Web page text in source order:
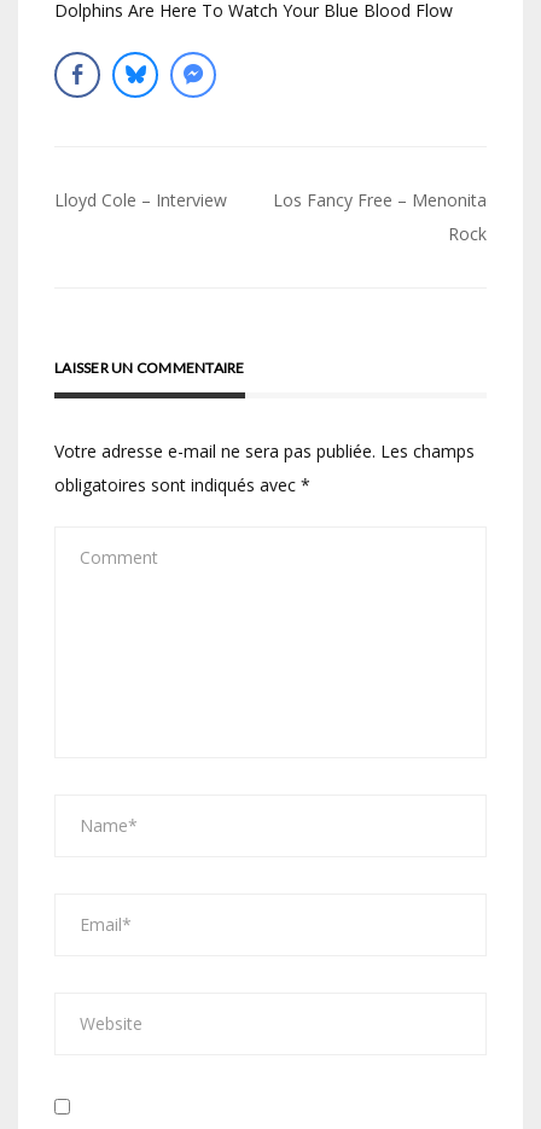
Dolphins Are Here To Watch Your Blue Blood Flow
Navigation
Lloyd Cole – Interview
Los Fancy Free – Menonita
Rock
LAISSER UN COMMENTAIRE
Votre adresse e-mail ne sera pas publiée. Les champs
obligatoires sont indiqués avec *